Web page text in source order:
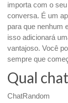
importa com o
conversa. É um
para que nenhum
isso adicionará
vantajoso. Você
sempre que
Qual
ChatRandom